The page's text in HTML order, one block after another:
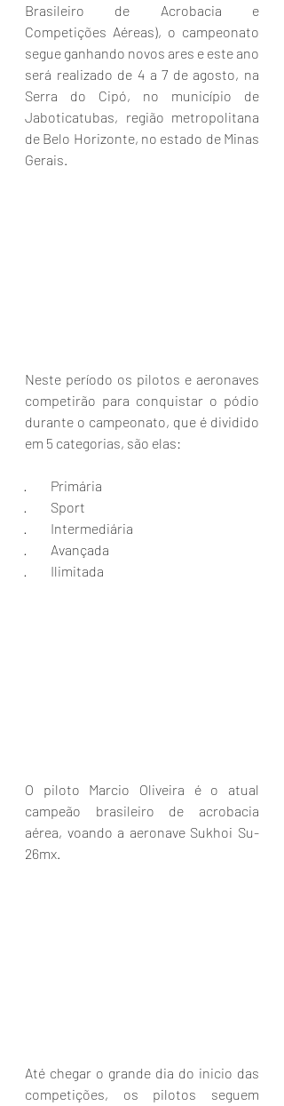
Brasileiro de Acrobacia e
Competições Aéreas), o campeonato
segue ganhando novos ares e este ano
será realizado de 4 a 7 de agosto, na
Serra do Cipó, no município de
Jaboticatubas, região metropolitana
de Belo Horizonte, no estado de Minas
Gerais.
Neste período os pilotos e aeronaves
competirão para conquistar o pódio
durante o campeonato, que é dividido
em 5 categorias, são elas:
·         Primária
·         Sport
·         Intermediária
·         Avançada
·         Ilimitada
O piloto Marcio Oliveira é o atual
campeão brasileiro de acrobacia
aérea, voando a aeronave Sukhoi Su-
26mx.
Até chegar o grande dia do inicio das
competições, os pilotos seguem